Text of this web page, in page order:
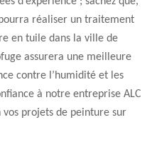
réaliser un traitement
en tuile dans la ville de
assurera une meilleure
contre l’humidité et les
à notre entreprise ALC
projets de peinture sur